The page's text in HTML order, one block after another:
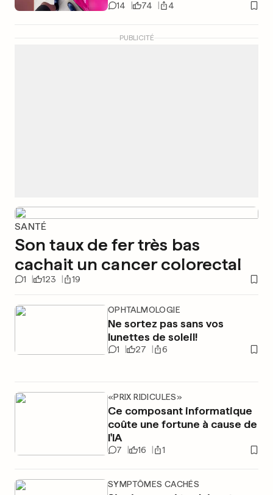
14 74 4
PUBLICITÉ
SANTÉ
Son taux de fer très bas
cachait un cancer colorectal
1 123 19
OPHTALMOLOGIE
Ne sortez pas sans vos
lunettes de soleil!
1 27 6
«PRIX RIDICULES»
Ce composant informatique
coûte une fortune à cause de
l'IA
7 16 1
SYMPTÔMES CACHÉS